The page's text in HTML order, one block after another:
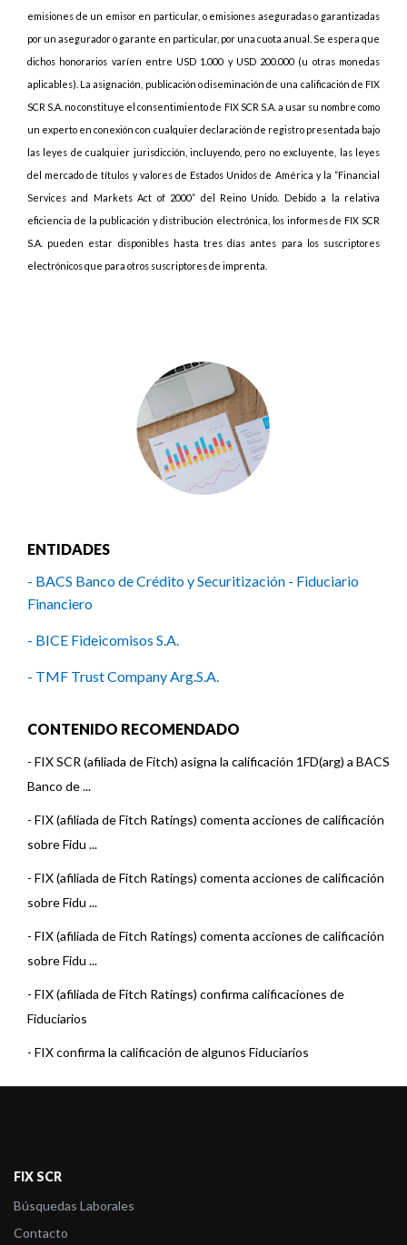
emisiones de un emisor en particular, o emisiones aseguradas o garantizadas
por un asegurador o garante en particular, por una cuota anual. Se espera que
dichos honorarios varíen entre USD 1.000 y USD 200.000 (u otras monedas
aplicables). La asignación, publicación o diseminación de una calificación de FIX
SCR S.A. no constituye el consentimiento de FIX SCR S.A. a usar su nombre como
un experto en conexión con cualquier declaración de registro presentada bajo
las leyes de cualquier jurisdicción, incluyendo, pero no excluyente, las leyes
del mercado de títulos y valores de Estados Unidos de América y la “Financial
Services and Markets Act of 2000” del Reino Unido. Debido a la relativa
eficiencia de la publicación y distribución electrónica, los informes de FIX SCR
S.A. pueden estar disponibles hasta tres días antes para los suscriptores
electrónicos que para otros suscriptores de imprenta.
ENTIDADES
- BACS Banco de Crédito y Securitización - Fiduciario
Financiero
- BICE Fideicomisos S.A.
- TMF Trust Company Arg.S.A.
CONTENIDO RECOMENDADO
- FIX SCR (afiliada de Fitch) asigna la calificación 1FD(arg) a BACS
Banco de ...
- FIX (afiliada de Fitch Ratings) comenta acciones de calificación
sobre Fidu ...
- FIX (afiliada de Fitch Ratings) comenta acciones de calificación
sobre Fidu ...
- FIX (afiliada de Fitch Ratings) comenta acciones de calificación
sobre Fidu ...
- FIX (afiliada de Fitch Ratings) confirma calificaciones de
Fiduciarios
- FIX confirma la calificación de algunos Fiduciarios
-FIX SCR sube la calificación de Fiduciario de Nación
Fideicomi ...
-FIX (Afiliada a Fitch Ratings) afirma la calificación de Nació ...
-FIX (afiliada a Fitch) afirma la calificación de Nación Fidei ...
FIX SCR
Búsquedas Laborales
Contacto